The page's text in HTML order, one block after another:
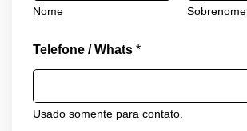
Nome Sobrenome
Telefone / Whats *
Usado somente para contato.